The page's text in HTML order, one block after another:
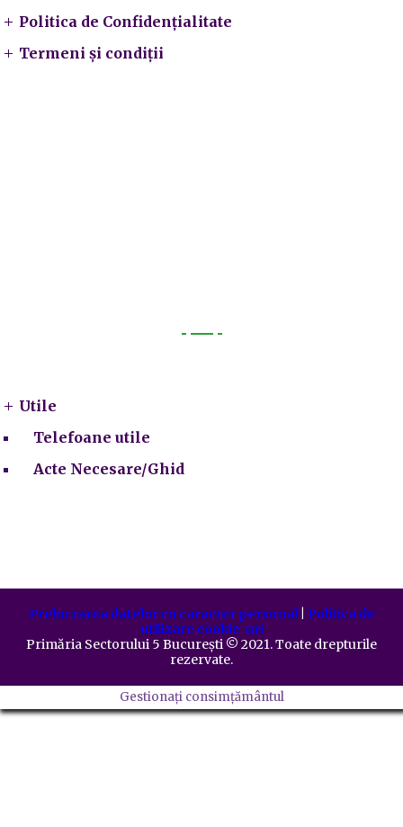
Politica de Confidențialitate
Termeni și condiții
Utile
Telefoane utile
Acte Necesare/Ghid
Prelucrarea datelor cu caracter personal| Politica de
utilizare cookie-uri
Primăria Sectorului 5 București ©️ 2021. Toate drepturile
rezervate.
Gestionați consimțământul